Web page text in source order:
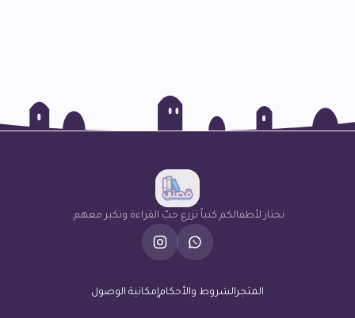
نختار لأطفالكم كتباً تزرع حبّ القراءة وتكبر معهم.
المتجرالشروط والأحكامإمكانية الوصول